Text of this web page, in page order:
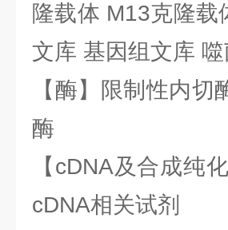
隆载体 M13克隆
文库 基因组文库
【酶】限制性内
酶
【cDNA及合成纯
cDNA相关试剂